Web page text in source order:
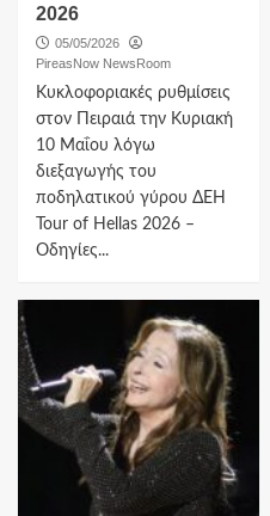
2026
05/05/2026
PireasNow NewsRoom
Κυκλοφοριακές ρυθμίσεις
στον Πειραιά την Κυριακή
10 Μαΐου λόγω
διεξαγωγής του
ποδηλατικού γύρου ΔΕΗ
Tour of Hellas 2026 –
Οδηγίες...